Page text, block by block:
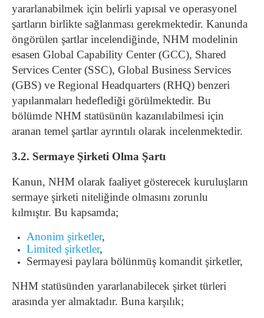
yararlanabilmek için belirli yapısal ve operasyonel
şartların birlikte sağlanması gerekmektedir. Kanunda
öngörülen şartlar incelendiğinde, NHM modelinin
esasen Global Capability Center (GCC), Shared
Services Center (SSC), Global Business Services
(GBS) ve Regional Headquarters (RHQ) benzeri
yapılanmaları hedeflediği görülmektedir. Bu
bölümde NHM statüsünün kazanılabilmesi için
aranan temel şartlar ayrıntılı olarak incelenmektedir.
3.2. Sermaye Şirketi Olma Şartı
Kanun, NHM olarak faaliyet gösterecek kuruluşların
sermaye şirketi niteliğinde olmasını zorunlu
kılmıştır. Bu kapsamda;
Anonim şirketler,
Limited şirketler,
Sermayesi paylara bölünmüş komandit şirketler,
NHM statüsünden yararlanabilecek şirket türleri
arasında yer almaktadır. Buna karşılık;